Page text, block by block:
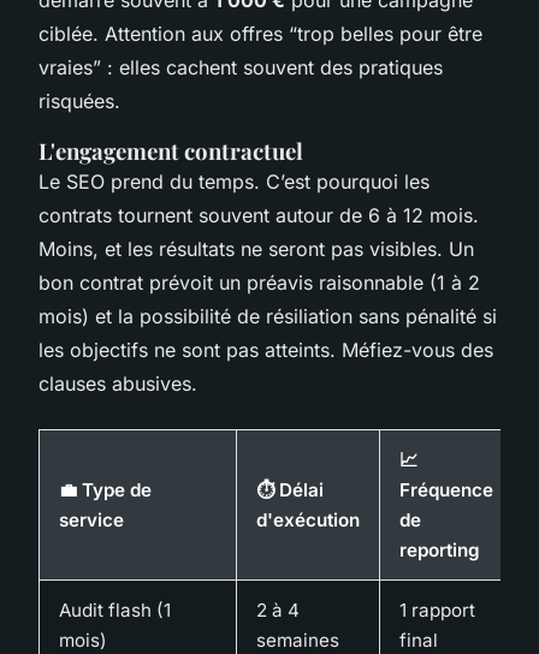
ciblée. Attention aux offres “trop belles pour être
vraies” : elles cachent souvent des pratiques
risquées.
L'engagement contractuel
Le SEO prend du temps. C’est pourquoi les
contrats tournent souvent autour de 6 à 12 mois.
Moins, et les résultats ne seront pas visibles. Un
bon contrat prévoit un préavis raisonnable (1 à 2
mois) et la possibilité de résiliation sans pénalité si
les objectifs ne sont pas atteints. Méfiez-vous des
clauses abusives.
💼 Type de
service
⏱️ Délai
d'exécution
📈
Fréquence
de
reporting
Audit flash (1
mois)
2 à 4
semaines
1 rapport
final